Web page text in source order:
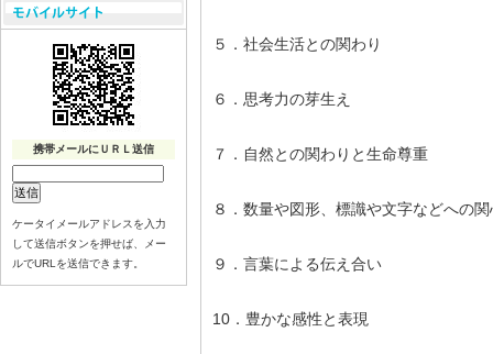
５．社会生活との関わり
６．思考力の芽生え
７．自然との関わりと生命尊重
８．数量や図形、標識や文字などへの
９．言葉による伝え合い
10．豊かな感性と表現
携帯メールにＵＲＬ送信
ケータイメールアドレスを入力
して送信ボタンを押せば、メー
ルでURLを送信できます。